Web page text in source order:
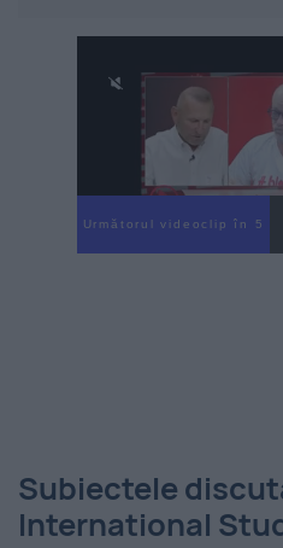
Următorul videoclip în 4
Subiectele
International